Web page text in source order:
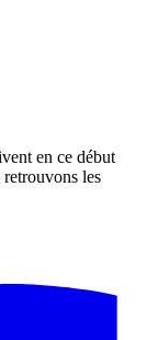
en ce début
les